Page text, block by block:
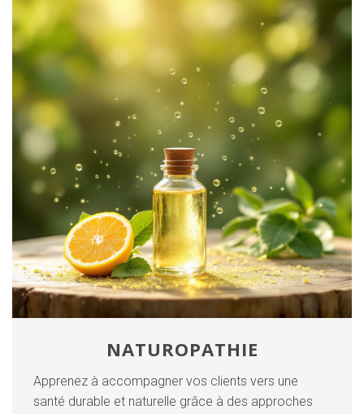
NATUROPATHIE
Apprenez à accompagner vos clients vers une
santé durable et naturelle grâce à des approches